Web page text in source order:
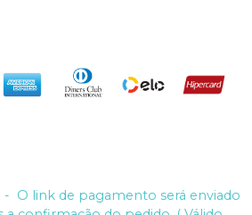
- O link de pagamento será enviado